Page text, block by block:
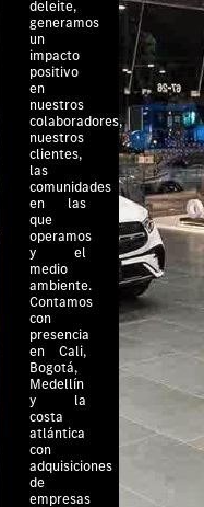
deleite,
generamos
un
impacto
positivo
en
nuestros
colaboradores,
nuestros
clientes,
las
comunidades
en las
que
operamos
y el
medio
ambiente.
Contamos
con
presencia
en Cali,
Bogotá,
Medellín
y la
costa
atlántica
con
adquisiciones
de
empresas